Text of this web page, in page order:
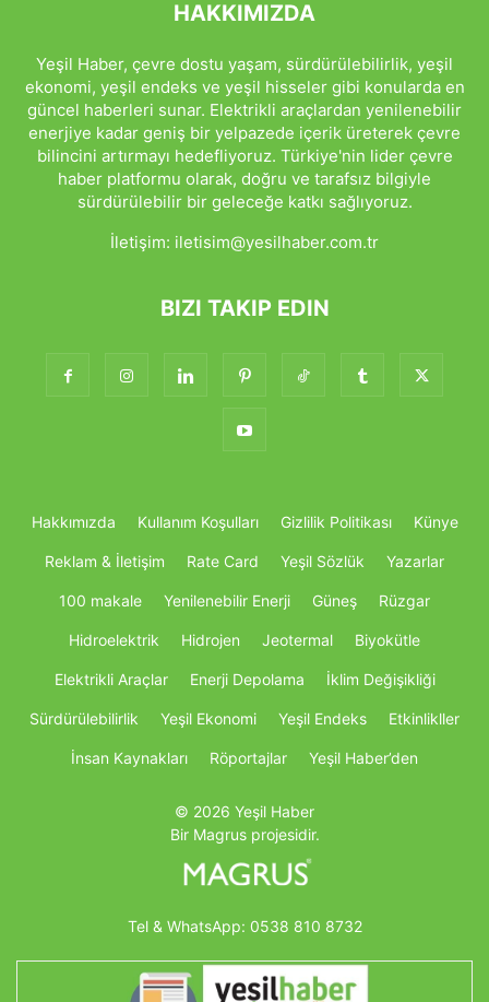
HAKKIMIZDA
Yeşil Haber, çevre dostu yaşam, sürdürülebilirlik, yeşil
ekonomi, yeşil endeks ve yeşil hisseler gibi konularda en
güncel haberleri sunar. Elektrikli araçlardan yenilenebilir
enerjiye kadar geniş bir yelpazede içerik üreterek çevre
bilincini artırmayı hedefliyoruz. Türkiye'nin lider çevre
haber platformu olarak, doğru ve tarafsız bilgiyle
sürdürülebilir bir geleceğe katkı sağlıyoruz.
İletişim: iletisim@yesilhaber.com.tr
BIZI TAKIP EDIN
Hakkımızda Kullanım Koşulları Gizlilik Politikası Künye
Reklam & İletişim Rate Card Yeşil Sözlük Yazarlar
100 makale Yenilenebilir Enerji Güneş Rüzgar
Hidroelektrik Hidrojen Jeotermal Biyokütle
Elektrikli Araçlar Enerji Depolama İklim Değişikliği
Sürdürülebilirlik Yeşil Ekonomi Yeşil Endeks Etkinlikller
İnsan Kaynakları Röportajlar Yeşil Haber’den
© 2026 Yeşil Haber
Bir Magrus projesidir.
Tel & WhatsApp: 0538 810 8732